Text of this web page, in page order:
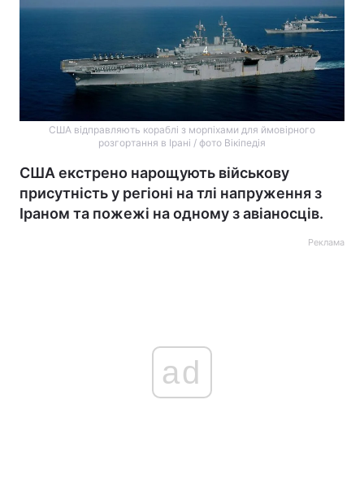
США відправляють кораблі з морпіхами для ймовірного
розгортання в Ірані / фото Вікіпедія
США екстрено нарощують військову
присутність у регіоні на тлі напруження з
Іраном та пожежі на одному з авіаносців.
Реклама
ad